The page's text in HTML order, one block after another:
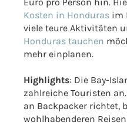
Kosten in Honduras im
viele teure Aktivitäten
Honduras tauchen
mehr einplanen.
Highlights: Die Bay-
zahlreiche Touristen
an Backpacker richtet,
wohlhabenderen